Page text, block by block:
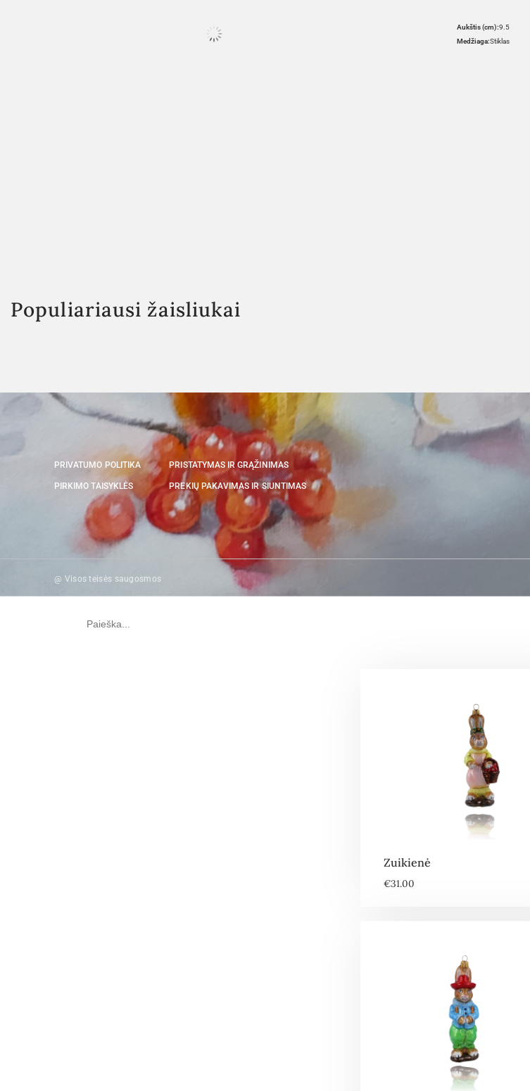
Aukštis (cm):9.5
Medžiaga:Stiklas
Populiariausi žaisliukai
PRIVATUMO POLITIKA
PIRKIMO TAISYKLĖS
PRISTATYMAS IR GRĄŽINIMAS
PREKIŲ PAKAVIMAS IR SIUNTIMAS
@ Visos teisės saugosmos
Zuikienė
€31.00